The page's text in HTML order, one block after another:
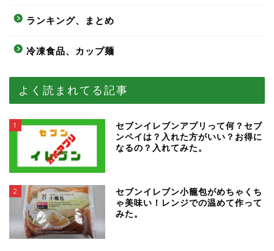
ランキング、まとめ
冷凍食品、カップ麺
よく読まれてる記事
1
セブンイレブンアプリって何？セブ
ンペイは？入れた方がいい？お得に
なるの？入れてみた。
2
セブンイレブン小籠包がめちゃくち
ゃ美味い！レンジでの温めて作って
みた。